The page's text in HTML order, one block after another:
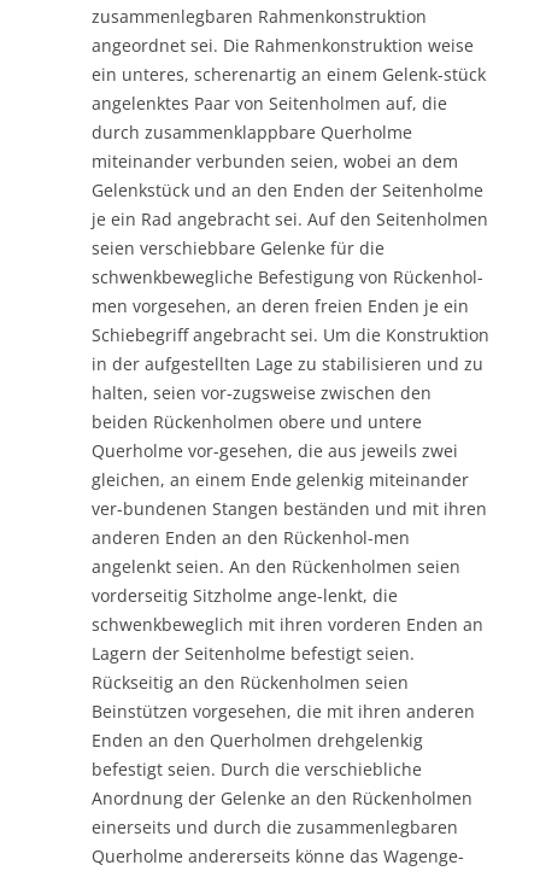
zusammenlegbaren Rahmenkonstruktion
angeordnet sei. Die Rahmenkonstruktion weise
ein unteres, scherenartig an einem Gelenk-stück
angelenktes Paar von Seitenholmen auf, die
durch zusammenklappbare Querholme
miteinander verbunden seien, wobei an dem
Gelenkstück und an den Enden der Seitenholme
je ein Rad angebracht sei. Auf den Seitenholmen
seien verschiebbare Gelenke für die
schwenkbewegliche Befestigung von Rückenhol-
men vorgesehen, an deren freien Enden je ein
Schiebegriff angebracht sei. Um die Konstruktion
in der aufgestellten Lage zu stabilisieren und zu
halten, seien vor-zugsweise zwischen den
beiden Rückenholmen obere und untere
Querholme vor-gesehen, die aus jeweils zwei
gleichen, an einem Ende gelenkig miteinander
ver-bundenen Stangen beständen und mit ihren
anderen Enden an den Rückenhol-men
angelenkt seien. An den Rückenholmen seien
vorderseitig Sitzholme ange-lenkt, die
schwenkbeweglich mit ihren vorderen Enden an
Lagern der Seitenholme befestigt seien.
Rückseitig an den Rückenholmen seien
Beinstützen vorgesehen, die mit ihren anderen
Enden an den Querholmen drehgelenkig
befestigt seien. Durch die verschiebliche
Anordnung der Gelenke an den Rückenholmen
einerseits und durch die zusammenlegbaren
Querholme andererseits könne das Wagenge-